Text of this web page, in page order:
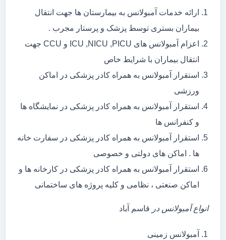
ارائه خدمات آمبولانس به بیمارستان ها جهت انتقال
بیماران بستری توسط پزشک و پرستار مجرب .
اعزام آمبولانس های ICU ,NICU ,PICU و CCU جهت
انتقال بیماران با شرایط خاص
استقرار آمبولانس به همراه کادر پزشکی در اماکن
ورزشی
استقرار آمبولانس به همراه کادر پزشکی در نمایشگاه ها
و کنفرانس ها
استقرار آمبولانس به همراه کادر پزشکی در سفارت خانه
ها . اماکن های دولتی و خصوصی
استقرار آمبولانس به همراه کادر پزشکی در کارخانه ها و
اماکن صنعتی ، نظامی و کلیه پروژه های ساختمانی
انواع آمبولانس در قاسم آباد
آمبولانس زمینی